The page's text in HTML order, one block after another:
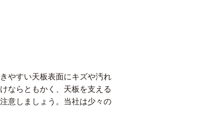
やすい天板表面にキズや汚れ
ならともかく、天板を支える
意しましょう。当社は少々の